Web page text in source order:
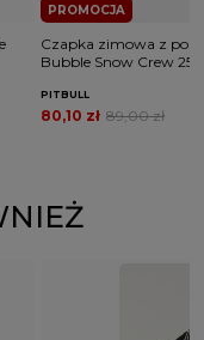
PROMOCJA
Czapka zimowa z
Bubble Snow Crew 25
PITBULL
89,00 zł
80,10 zł